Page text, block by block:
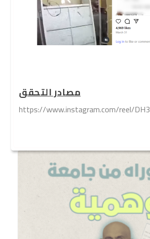
مصادر التحقق
https://www.instagram.com/reel/